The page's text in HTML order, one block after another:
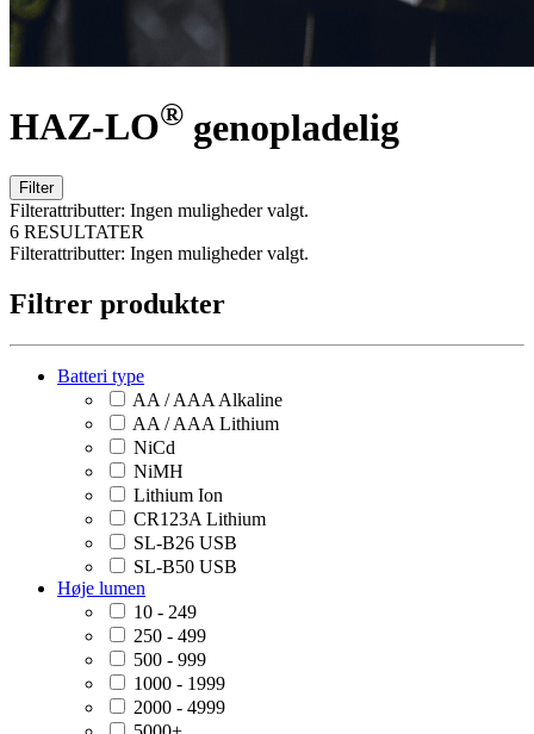
HAZ-LO® genopladelig
Filter
Filterattributter: Ingen muligheder valgt.
6 RESULTATER
Filterattributter: Ingen muligheder valgt.
Filtrer produkter
Batteri type
AA / AAA Alkaline
AA / AAA Lithium
NiCd
NiMH
Lithium Ion
CR123A Lithium
SL-B26 USB
SL-B50 USB
Høje lumen
10 - 249
250 - 499
500 - 999
1000 - 1999
2000 - 4999